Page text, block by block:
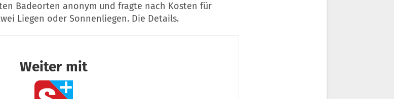
Badeorten anonym und fragte nach Kosten für
Liegen oder Sonnenliegen. Die Details.